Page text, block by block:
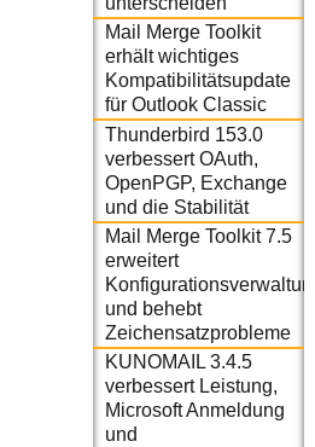
Mail Merge Toolkit
erhält wichtiges
Kompatibilitätsupdate
für Outlook Classic
Thunderbird 153.0
verbessert OAuth,
OpenPGP, Exchange
und die Stabilität
Mail Merge Toolkit 7.5
erweitert
Konfigurationsverwaltung
und behebt
Zeichensatzprobleme
KUNOMAIL 3.4.5
verbessert Leistung,
Microsoft Anmeldung
und